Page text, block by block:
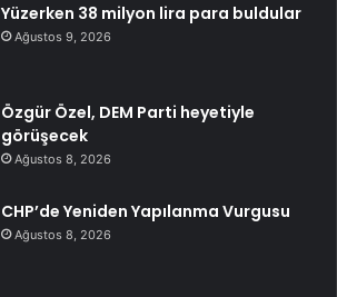
Yüzerken 38 milyon lira para buldular
Ağustos 9, 2026
Özgür Özel, DEM Parti heyetiyle
görüşecek
Ağustos 8, 2026
CHP’de Yeniden Yapılanma Vurgusu
Ağustos 8, 2026